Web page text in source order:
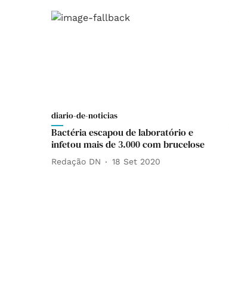
diario-de-noticias
Bactéria escapou de laboratório e
infetou mais de 3.000 com brucelose
Redação DN 18 Set 2020